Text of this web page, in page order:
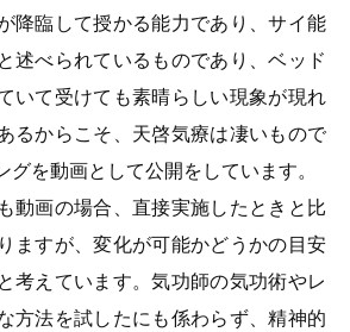
降臨して授かる能力であり、サイ能
述べられているものであり、ベッド
いて受けても素晴らしい現象が現れ
るからこそ、天啓気療は凄いもので
を動画として公開をしています。
動画の場合、直接実施したときと比
ますが、変化が可能かどうかの目安
考えています。気功師の気功術やレ
方法を試したにも係わらず、精神的